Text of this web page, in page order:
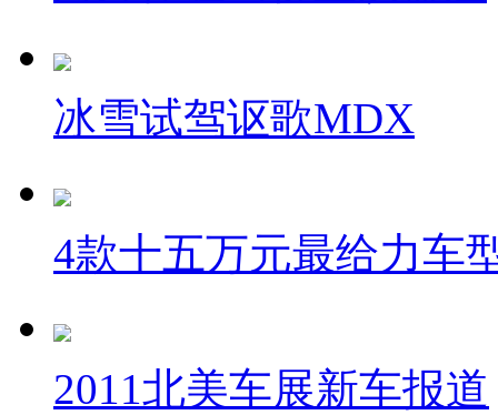
冰雪试驾讴歌MDX
4款十五万元最给力车
2011北美车展新车报道